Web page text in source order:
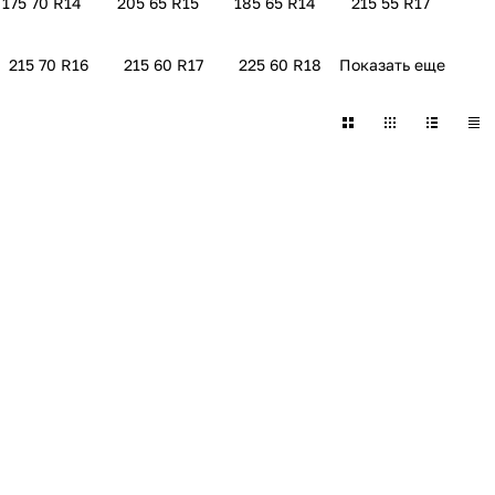
215 70 R16 215 60 R17 225 60 R18 Показать еще